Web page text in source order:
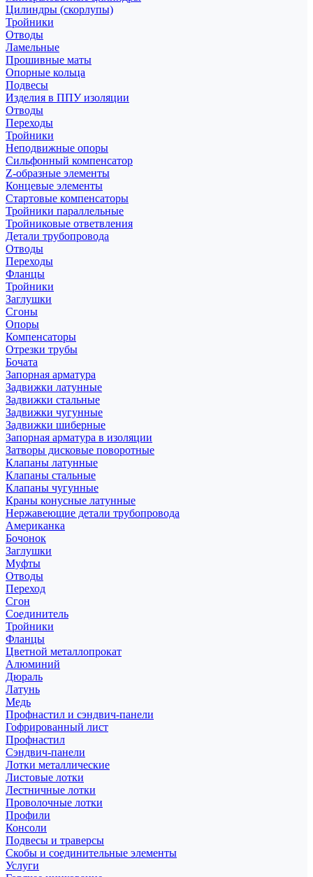
Цилиндры (скорлупы)
Тройники
Отводы
Ламельные
Прошивные маты
Опорные кольца
Подвесы
Изделия в ППУ изоляции
Отводы
Переходы
Тройники
Неподвижные опоры
Cильфонный компенсатор
Z-образные элементы
Концевые элементы
Стартовые компенсаторы
Тройники параллельные
Тройниковые ответвления
Детали трубопровода
Отводы
Переходы
Фланцы
Тройники
Заглушки
Сгоны
Опоры
Компенсаторы
Отрезки трубы
Бочата
Запорная арматура
Задвижки латунные
Задвижки стальные
Задвижки чугунные
Задвижки шиберные
Запорная арматура в изоляции
Затворы дисковые поворотные
Клапаны латунные
Клапаны стальные
Клапаны чугунные
Краны конусные латунные
Нержавеющие детали трубопровода
Американка
Бочонок
Заглушки
Муфты
Отводы
Переход
Сгон
Соединитель
Тройники
Фланцы
Цветной металлопрокат
Алюминий
Дюраль
Латунь
Медь
Профнастил и сэндвич-панели
Гофрированный лист
Профнастил
Сэндвич-панели
Лотки металлические
Листовые лотки
Лестничные лотки
Проволочные лотки
Профили
Консоли
Подвесы и траверсы
Скобы и соединительные элементы
Услуги